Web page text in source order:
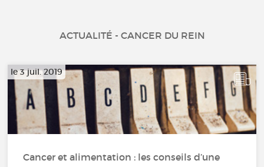
ACTUALITÉ - CANCER DU REIN
le 3 juil. 2019
Cancer et alimentation : les conseils d’une